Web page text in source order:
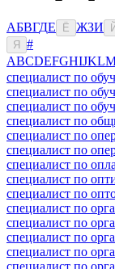
АБВГДЕ Ё ЖЗИ Й
Я
#
ABCDEFGHIJKL
специалист по
специалист по
специалист по
специалист по
специалист по
специалист по
специалист по
специалист по
специалист по
специалист по
специалист по
специалист по
специалист по
специалист по